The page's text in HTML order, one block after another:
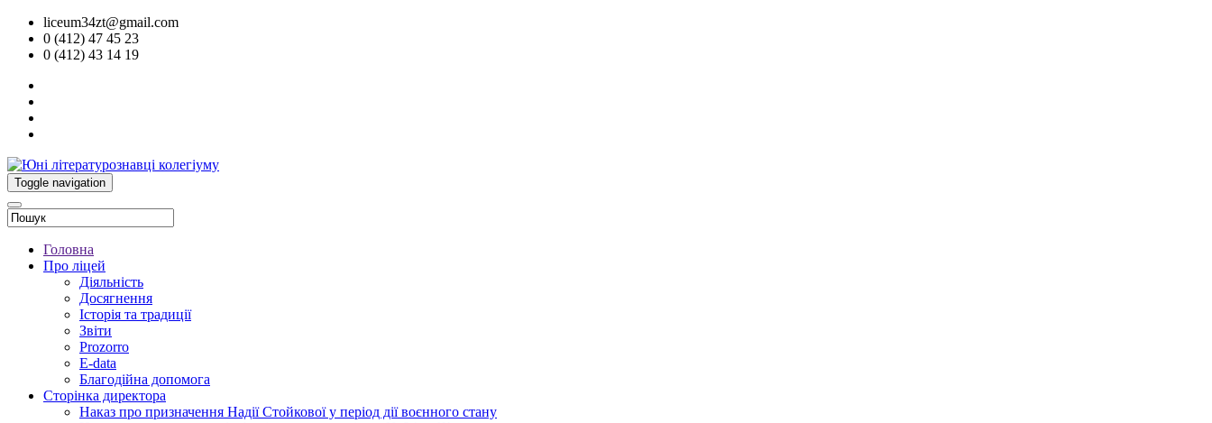
liceum34zt@gmail.com
0 (412) 47 45 23
0 (412) 43 14 19
Toggle navigation
Головна
Про ліцей
Діяльність
Досягнення
Історія та традиції
Звіти
Prozorro
E-data
Благодійна допомога
Сторінка директора
Наказ про призначення Надії Стойкової у період дії воєнного стану